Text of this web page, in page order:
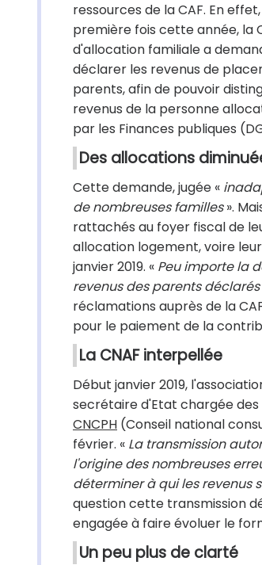
ressources de la CAF. En
première fois cette année, la
d'allocation familiale a
déclarer les revenus de
parents, afin de pouvoir
revenus de la personne
par les Finances publiques
Des allocations
Cette demande, jugée «
de nombreuses familles».
rattachés au foyer fiscal de
allocation logement, voire
janvier 2019. « Peu importe la
revenus des parents déclarés
réclamations auprès de la
pour le paiement de la
La CNAF interpellée
Début janvier 2019,
secrétaire d'Etat chargée
CNCPH (Conseil national
février. « La transmission
l'origine des nombreuses
déterminer à qui les revenus
question cette transmission
engagée à faire évoluer le
Un peu plus de clarté